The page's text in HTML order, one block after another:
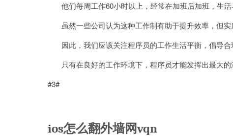
他们每周工作60小时以上，经常在加班后加班，生活
虽然一些公司认为这种工作制有助于提升效率，但实
因此，我们应该关注程序员的工作生活平衡，倡导合
只有在良好的工作环境下，程序员才能发挥出最大的
#3#
ios怎么翻外墙网vqn